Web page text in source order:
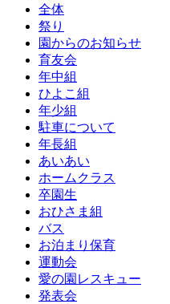
全体
祭り
園からのお知らせ
育友会
年中組
ひよこ組
年少組
駐車について
年長組
あいあい
ホームクラス
卒園生
おひさま組
バス
お泊まり保育
運動会
愛の園レスキュー
発表会